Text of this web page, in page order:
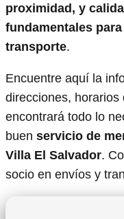
proximidad, y
fundamentales
transporte.
Encuentre aquí la
direcciones, horarios
encontrará todo lo
buen servicio de
Villa El Salvador.
socio en envíos y